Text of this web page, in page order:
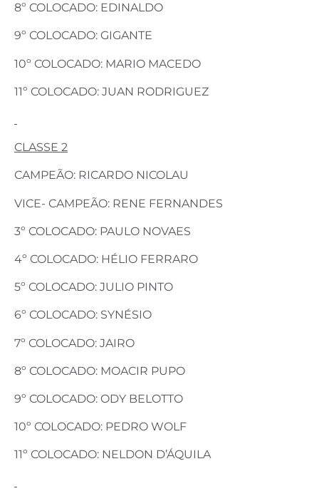
8º COLOCADO: EDINALDO
9º COLOCADO: GIGANTE
10º COLOCADO: MARIO MACEDO
11º COLOCADO: JUAN RODRIGUEZ
CLASSE 2
CAMPEÃO: RICARDO NICOLAU
VICE- CAMPEÃO: RENE FERNANDES
3º COLOCADO: PAULO NOVAES
4º COLOCADO: HÉLIO FERRARO
5º COLOCADO: JULIO PINTO
6º COLOCADO: SYNÉSIO
7º COLOCADO: JAIRO
8º COLOCADO: MOACIR PUPO
9º COLOCADO: ODY BELOTTO
10º COLOCADO: PEDRO WOLF
11º COLOCADO: NELDON D’ÁQUILA